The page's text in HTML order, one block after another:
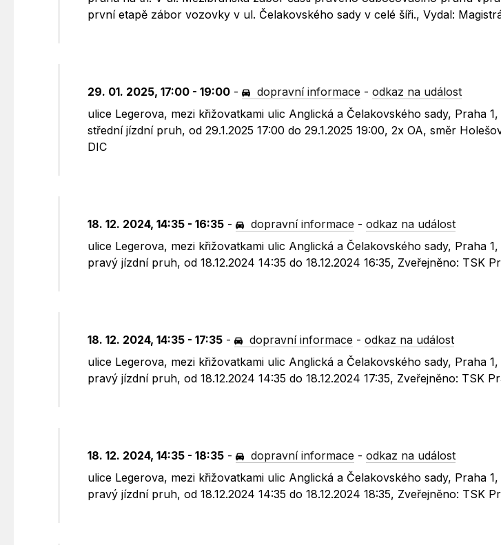
první etapě zábor vozovky v ul. Čelakovského sady v celé šíři., Vydal:
29. 01. 2025, 17:00 - 19:00 - dopravní informace -odkaz na událost
ulice Legerova, mezi křižovatkami ulic Anglická a Čelakovského sady, Praha
střední jízdní pruh, od 29.1.2025 17:00 do 29.1.2025 19:00, 2x OA, směr
DIC
18. 12. 2024, 14:35 - 16:35 - dopravní informace -odkaz na událost
ulice Legerova, mezi křižovatkami ulic Anglická a Čelakovského sady, Praha
pravý jízdní pruh, od 18.12.2024 14:35 do 18.12.2024 16:35, Zveřejněno: TSK
18. 12. 2024, 14:35 - 17:35 - dopravní informace -odkaz na událost
ulice Legerova, mezi křižovatkami ulic Anglická a Čelakovského sady, Praha
pravý jízdní pruh, od 18.12.2024 14:35 do 18.12.2024 17:35, Zveřejněno: TSK
18. 12. 2024, 14:35 - 18:35 - dopravní informace -odkaz na událost
ulice Legerova, mezi křižovatkami ulic Anglická a Čelakovského sady, Praha
pravý jízdní pruh, od 18.12.2024 14:35 do 18.12.2024 18:35, Zveřejněno: TSK